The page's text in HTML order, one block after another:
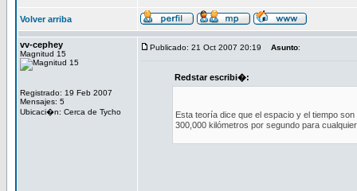
Volver arriba
vv-cephey
Magnitud 15
Registrado: 19 Feb 2007
Mensajes: 5
Ubicaci�n: Cerca de Tycho
Publicado: 21 Oct 2007 20:19 Asunto:
Redstar escribi�:
Esta teoría dice que el espacio y el tiempo
300,000 kilómetros por segundo para